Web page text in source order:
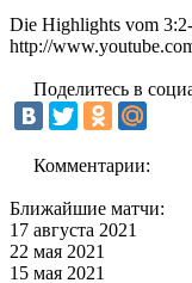
Die Highlights vom
http://
Поделитесь в
Комментарии:
Ближайшие матчи:
17 августа 2021
22 мая 2021
15 мая 2021